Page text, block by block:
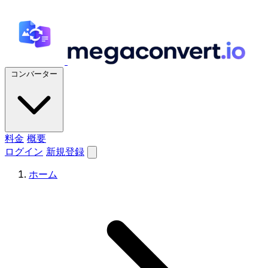
コンバーター
料金 概要
ログイン 新規登録
ホーム